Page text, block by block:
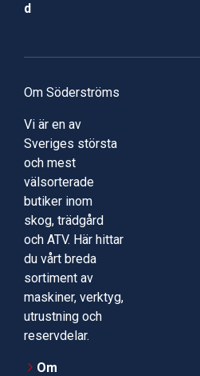
d
Om Söderströms
Vi är en av
Sveriges största
och mest
välsorterade
butiker inom
skog, trädgård
och ATV. Här hittar
du vårt breda
sortiment av
maskiner, verktyg,
utrustning och
reservdelar.
Om